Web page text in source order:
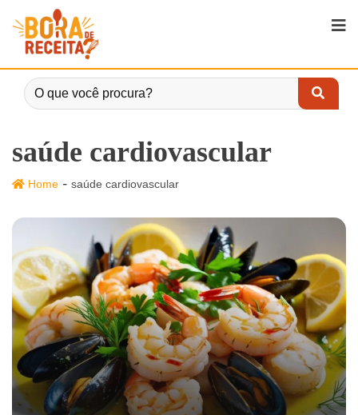
saúde cardiovascular
Home - saúde cardiovascular